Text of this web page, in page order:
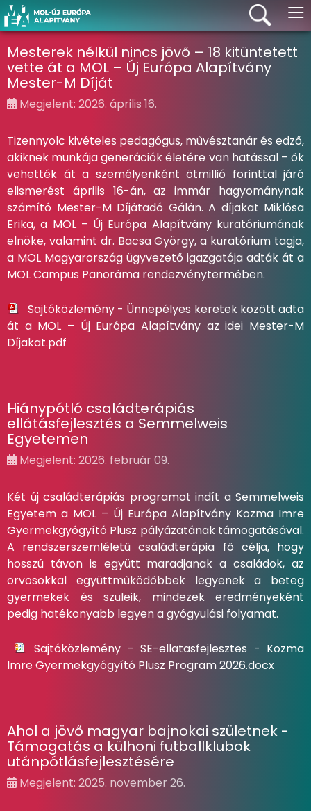
≡
Mesterek nélkül nincs jövő – 18 kitüntetett
vette át a MOL – Új Európa Alapítvány
Mester-M Díját
Megjelent: 2026. április 16.
Tizennyolc kivételes pedagógus, művésztanár és edző,
akiknek munkája generációk életére van hatással – ők
vehették át a személyenként ötmillió forinttal járó
elismerést április 16-án, az immár hagyománynak
számító Mester-M Díjátadó Gálán. A díjakat Miklósa
Erika, a MOL – Új Európa Alapítvány kuratóriumának
elnöke, valamint dr. Bacsa György, a kuratórium tagja,
a MOL Magyarország ügyvezető igazgatója adták át a
MOL Campus Panoráma rendezvénytermében.
Sajtóközlemény - Ünnepélyes keretek között adta
át a MOL – Új Európa Alapítvány az idei Mester-M
Díjakat.pdf
Hiánypótló családterápiás
ellátásfejlesztés a Semmelweis
Egyetemen
Megjelent: 2026. február 09.
Két új családterápiás programot indít a Semmelweis
Egyetem a MOL – Új Európa Alapítvány Kozma Imre
Gyermekgyógyító Plusz pályázatának támogatásával.
A rendszerszemléletű családterápia fő célja, hogy
hosszú távon is együtt maradjanak a családok, az
orvosokkal együttműködőbbek legyenek a beteg
gyermekek és szüleik, mindezek eredményeként
pedig hatékonyabb legyen a gyógyulási folyamat.
Sajtóközlemény - SE-ellatasfejlesztes - Kozma
Imre Gyermekgyógyító Plusz Program 2026.docx
Ahol a jövő magyar bajnokai születnek -
Támogatás a külhoni futballklubok
utánpótlásfejlesztésére
Megjelent: 2025. november 26.